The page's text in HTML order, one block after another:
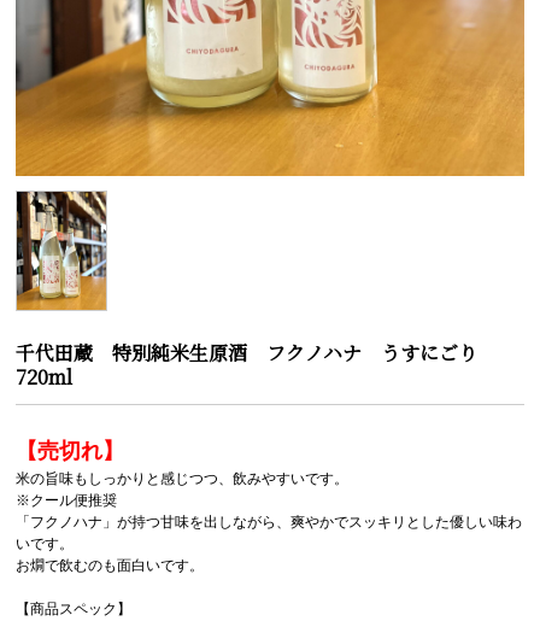
千代田蔵 特別純米生原酒 フクノハナ うすにごり
720ml
【売切れ】
米の旨味もしっかりと感じつつ、飲みやすいです。
※クール便推奨
「フクノハナ」が持つ甘味を出しながら、爽やかでスッキリとした優しい味わ
いです。
お燗で飲むのも面白いです。
【商品スペック】